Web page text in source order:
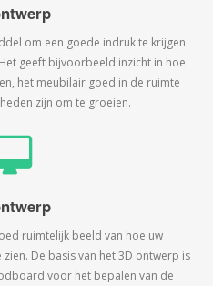
om een goede indruk te krijgen
geeft bijvoorbeeld inzicht in hoe
het meubilair goed in de ruimte
zijn om te groeien.
ruimtelijk beeld van hoe uw
De basis van het 3D ontwerp is
voor het bepalen van de